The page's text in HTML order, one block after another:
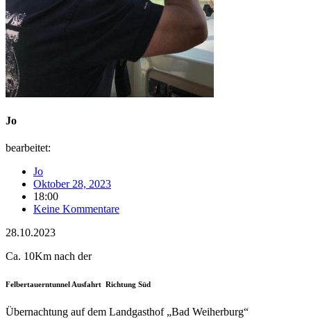
Jo
bearbeitet:
Jo
Oktober 28, 2023
18:00
Keine Kommentare
28.10.2023
Ca. 10Km nach der
Felbertauerntunnel Ausfahrt Richtung Süd
Übernachtung auf dem Landgasthof „Bad Weiherburg“